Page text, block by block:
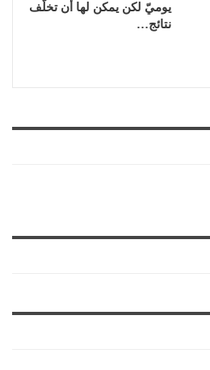
يوميّ لكن يمكن لها أن تخلّف
نتائج…